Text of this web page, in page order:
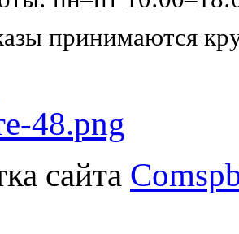
принимаются
сайта